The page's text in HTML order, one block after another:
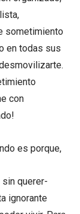
sometimiento
en todas sus
con
es porque,
querer-
ignorante